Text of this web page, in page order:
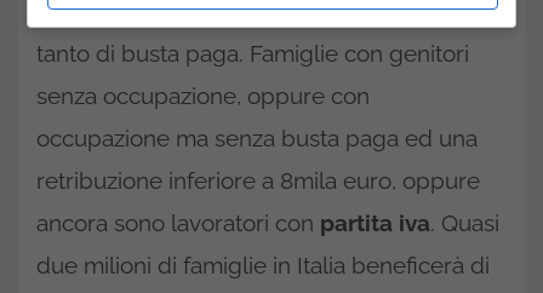
componenti adulti risultidipendente, con
tanto di busta paga. Famiglie con genitori
senza occupazione, oppure con
occupazione ma senza busta paga ed una
retribuzione inferiore a 8mila euro, oppure
ancora sono lavoratori con partita iva. Quasi
due milioni di famiglie in Italia beneficerà di